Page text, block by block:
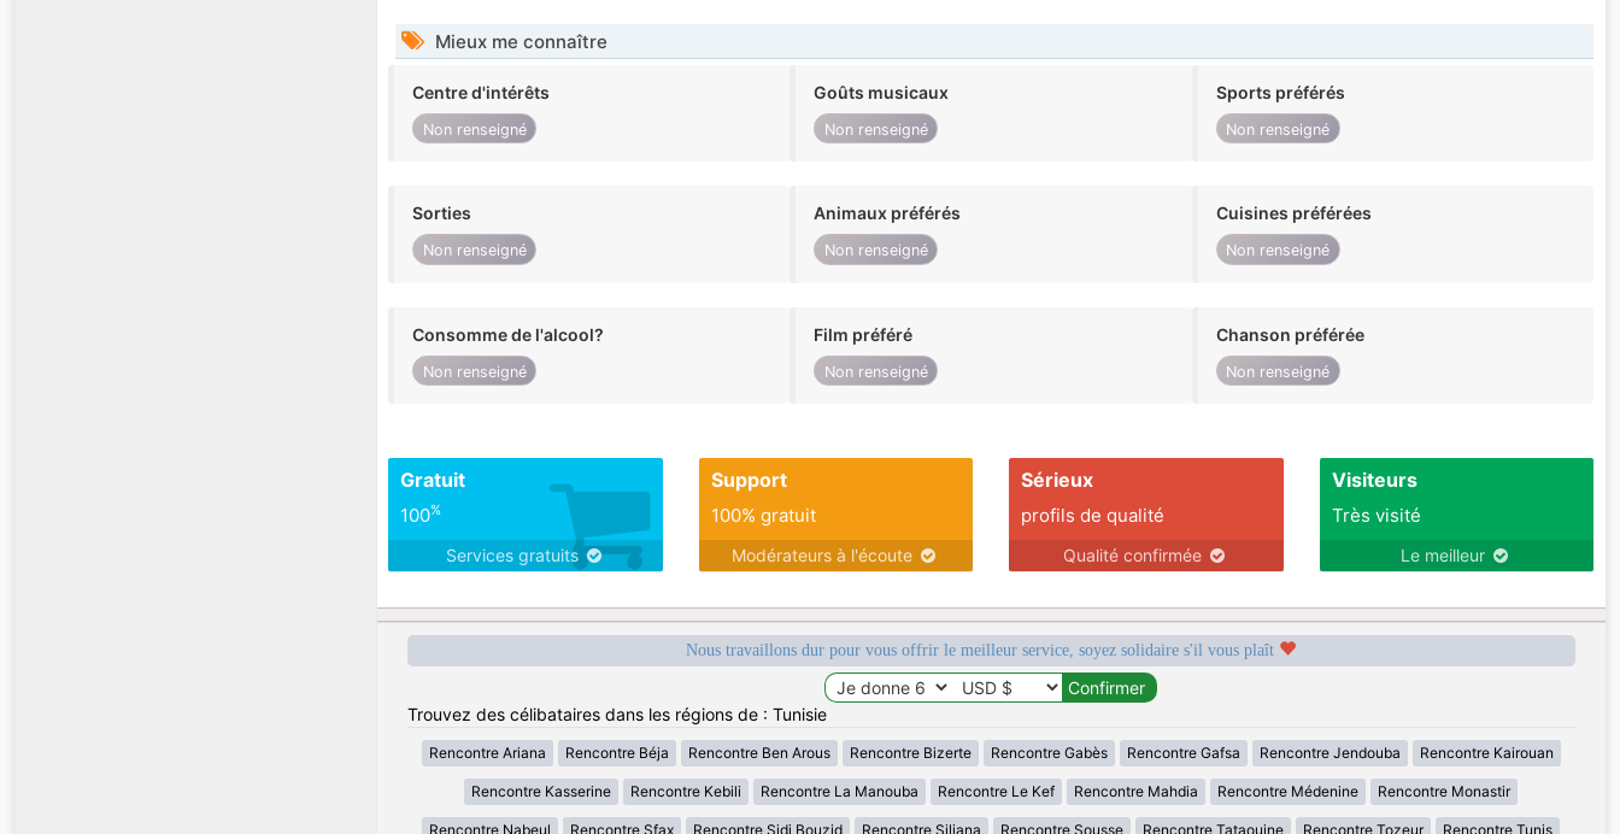
Mieux me connaître
Centre d'intérêts
Non renseigné
Goûts musicaux
Non renseigné
Sports préférés
Non renseigné
Sorties
Non renseigné
Animaux préférés
Non renseigné
Cuisines préférées
Non renseigné
Consomme de l'alcool?
Non renseigné
Film préféré
Non renseigné
Chanson préférée
Non renseigné
Gratuit
100%
Services gratuits
Support
100% gratuit
Modérateurs à l'écoute
Sérieux
profils de qualité
Qualité confirmée
Visiteurs
Très visité
Le meilleur
Nous travaillons dur pour vous offrir le meilleur service, soyez solidaire s'il vous plaît
Trouvez des célibataires dans les régions de : Tunisie
Rencontre Ariana Rencontre Béja Rencontre Ben Arous Rencontre Bizerte Rencontre Gabès Rencontre Gafsa Rencontre Jendouba Rencontre Kairouan
Rencontre Kasserine Rencontre Kebili Rencontre La Manouba Rencontre Le Kef Rencontre Mahdia Rencontre Médenine Rencontre Monastir
Rencontre Nabeul Rencontre Sfax Rencontre Sidi Bouzid Rencontre Siliana Rencontre Sousse Rencontre Tataouine Rencontre Tozeur Rencontre Tunis